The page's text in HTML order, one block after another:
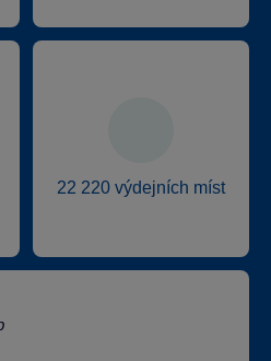
22 220 výdejních míst